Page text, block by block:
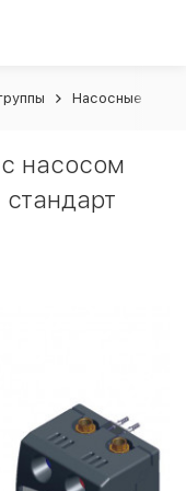
Насосные
насосом